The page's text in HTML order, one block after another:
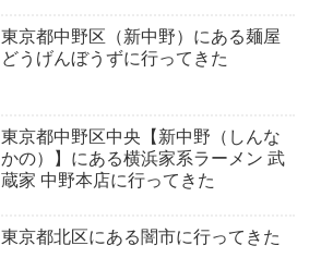
東京都中野区（新中野）にある麺屋
どうげんぼうずに行ってきた
東京都中野区中央【新中野（しんな
かの）】にある横浜家系ラーメン 武
蔵家 中野本店に行ってきた
東京都北区にある闇市に行ってきた